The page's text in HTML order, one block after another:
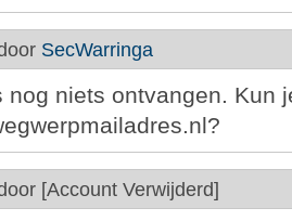
SecWarringa
nog niets ontvangen. Kun
[Account Verwijderd]